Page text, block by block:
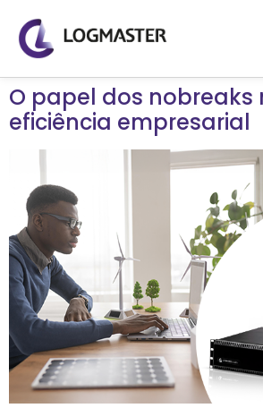
O papel dos nobreaks
eficiência empresarial